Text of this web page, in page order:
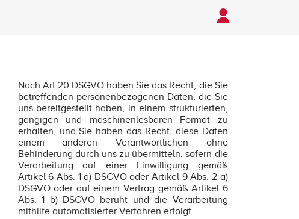
Nach Art 20 DSGVO haben Sie das Recht, die Sie
betreffenden personenbezogenen Daten, die Sie
uns bereitgestellt haben, in einem strukturierten,
gängigen und maschinenlesbaren Format zu
erhalten, und Sie haben das Recht, diese Daten
einem anderen Verantwortlichen ohne
Behinderung durch uns zu übermitteln, sofern die
Verarbeitung auf einer Einwilligung gemäß
Artikel 6 Abs. 1 a) DSGVO oder Artikel 9 Abs. 2 a)
DSGVO oder auf einem Vertrag gemäß Artikel 6
Abs. 1 b) DSGVO beruht und die Verarbeitung
mithilfe automatisierter Verfahren erfolgt.